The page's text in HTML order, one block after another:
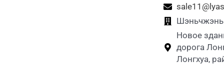
Шэньчжэнь
Новое
дорога
Лонгхуа,